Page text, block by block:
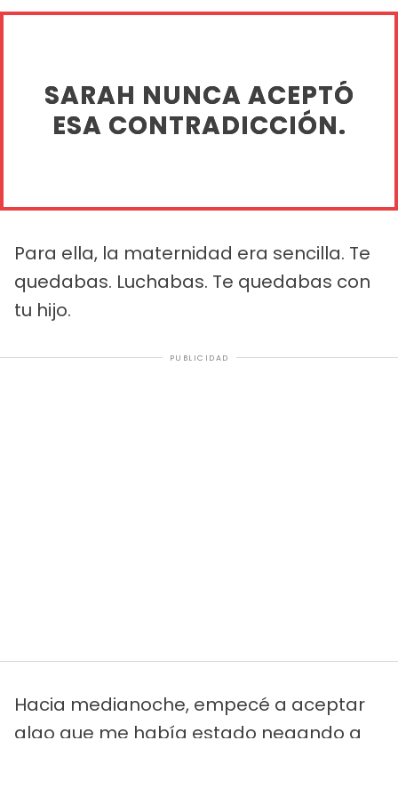
SARAH NUNCA ACEPTÓ
ESA CONTRADICCIÓN.
Para ella, la maternidad era sencilla. Te
quedabas. Luchabas. Te quedabas con
tu hijo.
PUBLICIDAD
Hacia medianoche, empecé a aceptar
algo que me había estado negando a